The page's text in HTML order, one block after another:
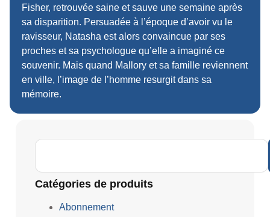
Fisher, retrouvée saine et sauve une semaine après
sa disparition. Persuadée à l’époque d’avoir vu le
ravisseur, Natasha est alors convaincue par ses
proches et sa psychologue qu’elle a imaginé ce
souvenir. Mais quand Mallory et sa famille reviennent
en ville, l’image de l’homme resurgit dans sa
mémoire.
Catégories de produits
Abonnement